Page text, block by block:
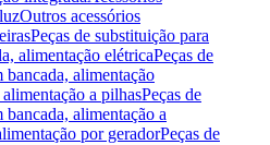
Outros acessórios
Peças de substituição para
alimentação elétricaPeças de
bancada, alimentação
a pilhasPeças de
alimentação a
por geradorPeças de